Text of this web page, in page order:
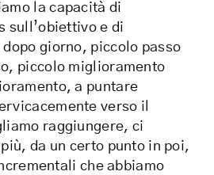
la capacità di
sull’obiettivo e di
giorno, piccolo passo
piccolo miglioramento
a puntare
verso il
raggiungere, ci
da un certo punto in poi,
che abbiamo